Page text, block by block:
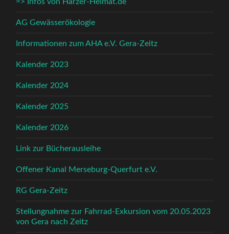
AG Gewässerökologie
Informationen zum AHA e.V. Gera-Zeitz
Kalender 2023
Kalender 2024
Kalender 2025
Kalender 2026
Link zur Bücherausleihe
Offener Kanal Merseburg-Querfurt e.V.
RG Gera-Zeitz
Stellungnahme zur Fahrrad-Exkursion vom 20.05.2023
von Gera nach Zeitz